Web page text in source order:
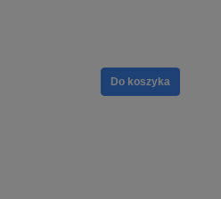
Do koszyka